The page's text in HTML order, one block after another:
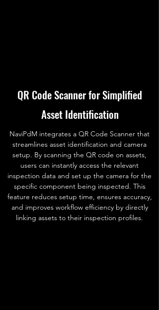
QR Code Scanner for Simplified
Asset Identification
NaviPdM integrates a QR Code Scanner that
streamlines asset identification and camera
setup. By scanning the QR code on assets,
users can instantly access the relevant
inspection data and set up the camera for the
specific component being inspected. This
feature reduces setup time, ensures accuracy,
and improves workflow efficiency by directly
linking assets to their inspection profiles.